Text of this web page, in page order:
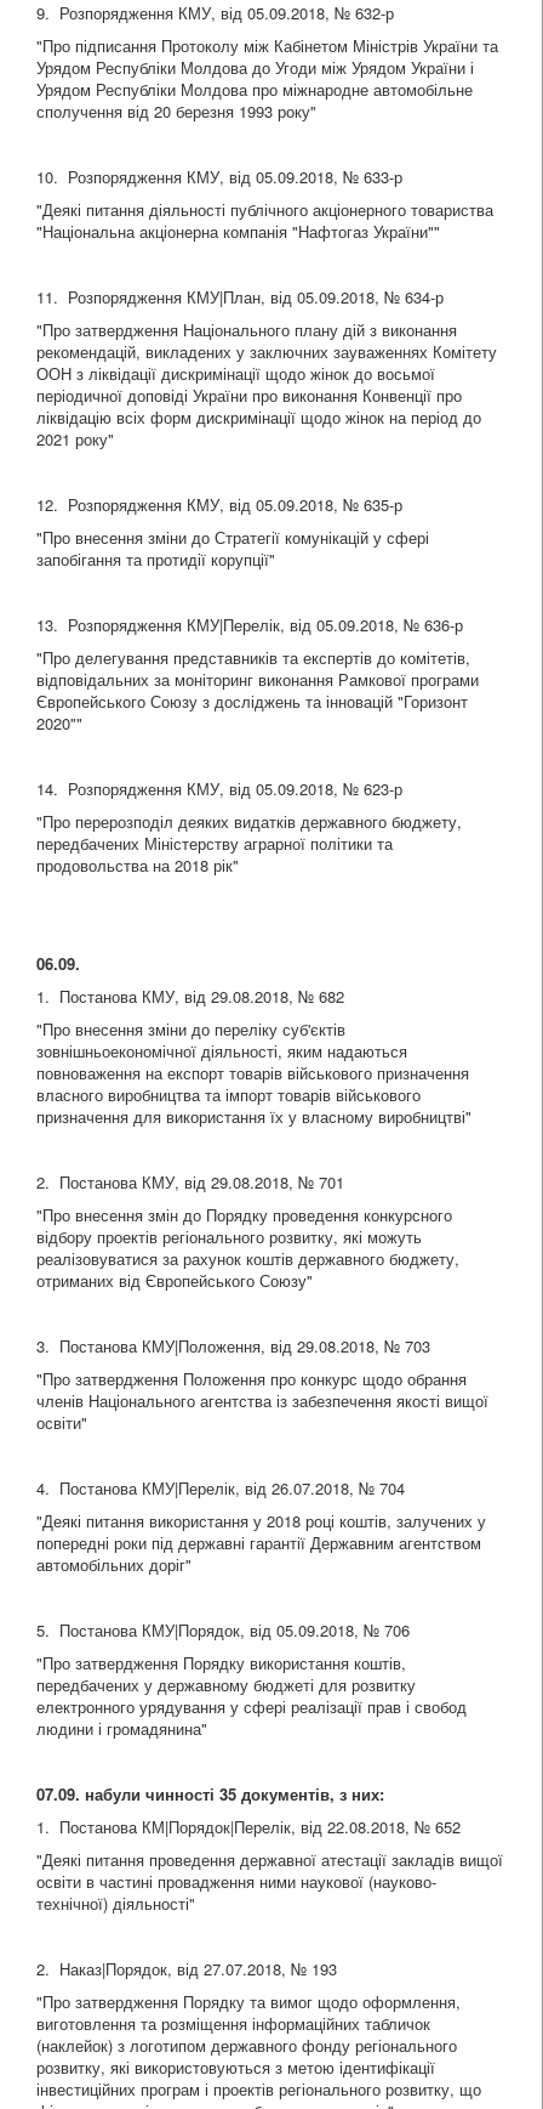
9. Розпорядження КМУ, від 05.09.2018, № 632-р
"Про підписання Протоколу між Кабінетом Міністрів України та
Урядом Республіки Молдова до Угоди між Урядом України і
Урядом Республіки Молдова про міжнародне автомобільне
сполучення від 20 березня 1993 року"
10. Розпорядження КМУ, від 05.09.2018, № 633-р
"Деякі питання діяльності публічного акціонерного товариства
"Національна акціонерна компанія "Нафтогаз України""
11. Розпорядження КМУ|План, від 05.09.2018, № 634-р
"Про затвердження Національного плану дій з виконання
рекомендацій, викладених у заключних зауваженнях Комітету
ООН з ліквідації дискримінації щодо жінок до восьмої
періодичної доповіді України про виконання Конвенції про
ліквідацію всіх форм дискримінації щодо жінок на період до
2021 року"
12. Розпорядження КМУ, від 05.09.2018, № 635-р
"Про внесення зміни до Стратегії комунікацій у сфері
запобігання та протидії корупції"
13. Розпорядження КМУ|Перелік, від 05.09.2018, № 636-р
"Про делегування представників та експертів до комітетів,
відповідальних за моніторинг виконання Рамкової програми
Європейського Союзу з досліджень та інновацій "Горизонт
2020""
14. Розпорядження КМУ, від 05.09.2018, № 623-р
"Про перерозподіл деяких видатків державного бюджету,
передбачених Міністерству аграрної політики та
продовольства на 2018 рік"
06.09.
1. Постанова КМУ, від 29.08.2018, № 682
"Про внесення зміни до переліку суб'єктів
зовнішньоекономічної діяльності, яким надаються
повноваження на експорт товарів військового призначення
власного виробництва та імпорт товарів військового
призначення для використання їх у власному виробництві"
2. Постанова КМУ, від 29.08.2018, № 701
"Про внесення змін до Порядку проведення конкурсного
відбору проектів регіонального розвитку, які можуть
реалізовуватися за рахунок коштів державного бюджету,
отриманих від Європейського Союзу"
3. Постанова КМУ|Положення, від 29.08.2018, № 703
"Про затвердження Положення про конкурс щодо обрання
членів Національного агентства із забезпечення якості вищої
освіти"
4. Постанова КМУ|Перелік, від 26.07.2018, № 704
"Деякі питання використання у 2018 році коштів, залучених у
попередні роки під державні гарантії Державним агентством
автомобільних доріг"
5. Постанова КМУ|Порядок, від 05.09.2018, № 706
"Про затвердження Порядку використання коштів,
передбачених у державному бюджеті для розвитку
електронного урядування у сфері реалізації прав і свобод
людини і громадянина"
07.09. набули чинності 35 документів, з них:
1. Постанова КМ|Порядок|Перелік, від 22.08.2018, № 652
"Деякі питання проведення державної атестації закладів вищої
освіти в частині провадження ними наукової (науково-
технічної) діяльності"
2. Наказ|Порядок, від 27.07.2018, № 193
"Про затвердження Порядку та вимог щодо оформлення,
виготовлення та розміщення інформаційних табличок
(наклейок) з логотипом державного фонду регіонального
розвитку, які використовуються з метою ідентифікації
інвестиційних програм і проектів регіонального розвитку, що